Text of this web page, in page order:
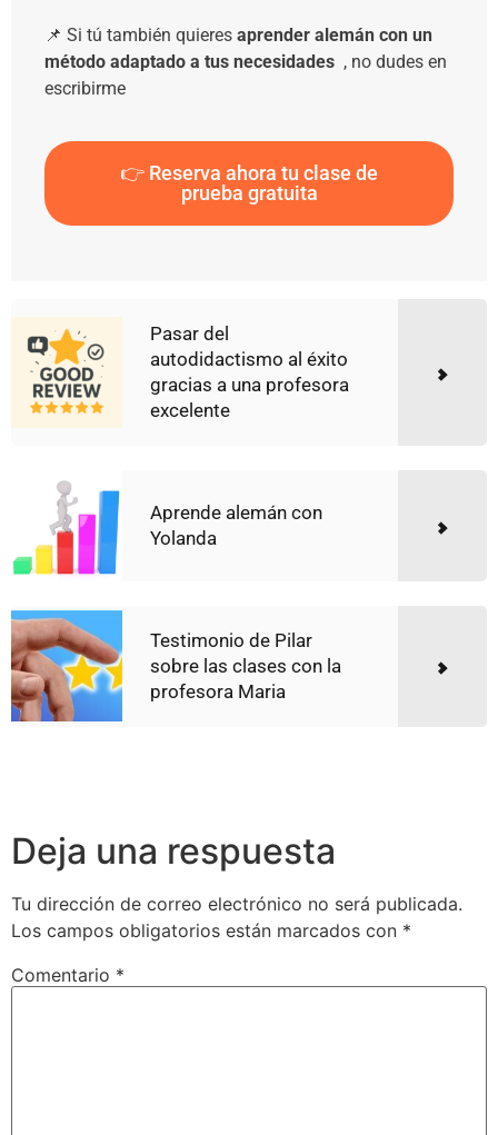
📌 Si tú también quieres aprender alemán con un
método adaptado a tus necesidades , no dudes en
escribirme
👉 Reserva ahora tu clase de
prueba gratuita
Pasar del
autodidactismo al éxito
gracias a una profesora
excelente
Aprende alemán con
Yolanda
Testimonio de Pilar
sobre las clases con la
profesora Maria
Deja una respuesta
Tu dirección de correo electrónico no será publicada.
Los campos obligatorios están marcados con *
Comentario *